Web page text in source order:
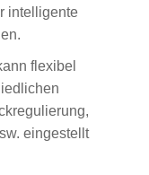
intelligente
flexibel
eingestellt